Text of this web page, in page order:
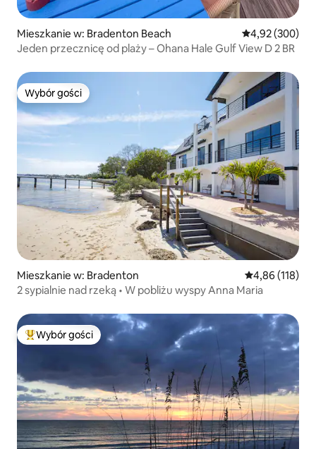
Mieszkanie w: Bradenton Beach Średnia
4,92 (300)
Jeden przecznicę od plaży – Ohana Hale Gulf View D 2 BR
Wybór gości
Wybór gości
Mieszkanie w: Bradenton Średnia
4,86 (118)
2 sypialnie nad rzeką • W pobliżu wyspy Anna Maria
Najpopularniejsze z kategorii Wybór gości
Wybór gości